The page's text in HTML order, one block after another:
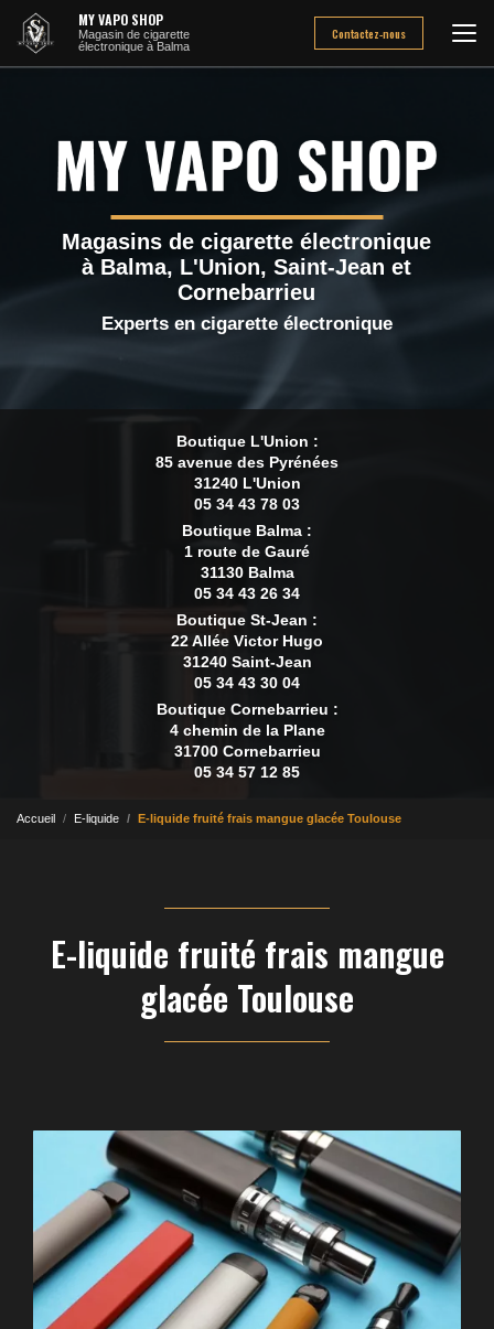
contenu
principal
MY VAPO SHOP
Magasin de cigarette
électronique à Balma
Contactez-nous
Magasins de cigarette électronique
à Balma, L'Union, Saint-Jean et
Cornebarrieu
Experts en cigarette électronique
Boutique L'Union :
85 avenue des Pyrénées
31240 L'Union
05 34 43 78 03
Boutique Balma :
1 route de Gauré
31130 Balma
05 34 43 26 34
Boutique St-Jean :
22 Allée Victor Hugo
31240 Saint-Jean
05 34 43 30 04
Boutique Cornebarrieu :
4 chemin de la Plane
31700 Cornebarrieu
05 34 57 12 85
Accueil E-liquide E-liquide fruité frais mangue glacée Toulouse
E-liquide fruité frais mangue
glacée Toulouse